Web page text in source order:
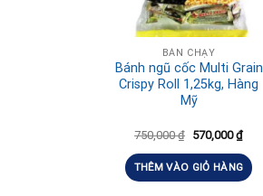
BÁN CHẠY
Bánh ngũ cốc Multi Grain
Crispy Roll 1,25kg, Hàng
Mỹ
750,000₫ 570,000₫
THÊM VÀO GIỎ HÀNG